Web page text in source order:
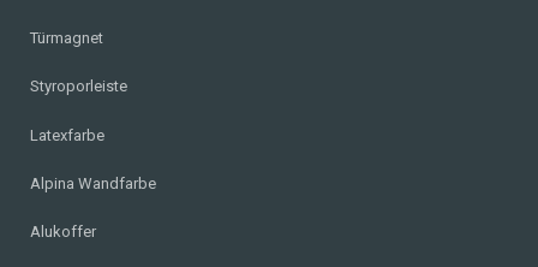
Türmagnet
Styroporleiste
Latexfarbe
Alpina Wandfarbe
Alukoffer